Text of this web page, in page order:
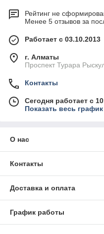
Рейтинг не
Менее 5 отзывов за
Работает с 03.10.2013
г. Алматы
Проспект Турара
Контакты
Сегодня работает с
Показать весь
О нас
Контакты
Доставка и оплата
График работы